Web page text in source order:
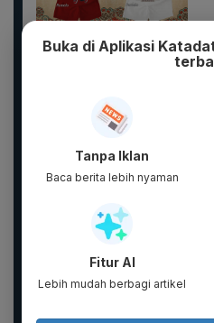
New 2026 Pamelo.id
DXPRO - Jersey Reguler
HUT RI Kemerdekaan
Buka di Aplikasi
Tanpa Iklan
Baca berita lebih nyaman
Fitur AI
Lebih mudah berbagi artikel